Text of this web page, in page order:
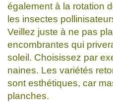
également à la rotation
les insectes
Veillez juste à ne pas
encombrantes qui
soleil. Choisissez par
naines. Les variétés
sont esthétiques, car
planches.